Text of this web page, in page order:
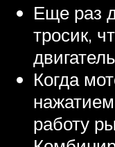
Еще раз
тросик,
Когда
работу